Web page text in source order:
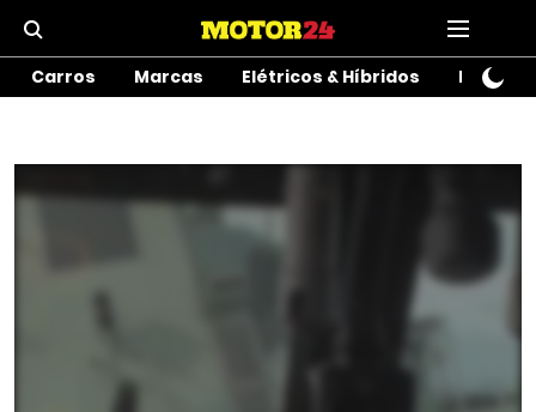
Carros Marcas Elétricos & Híbridos Motos